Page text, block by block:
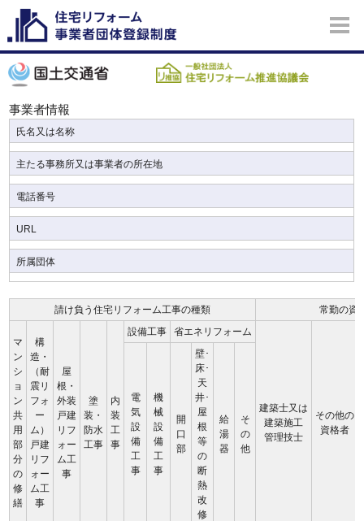
事業者情報
氏名又は名称
主たる事務所又は事業者の所在地
電話番号
URL
所属団体
請け負う住宅リフォーム工事の種類 常勤の資
マ
ン
シ
ョ
ン
共
用
部
分
の
修
繕
構
造・
（耐
震リ
フォ
ー
ム）
戸建
リフ
ォー
ム工
事
屋
根・
外装
戸建
リフ
ォー
ム工
事
塗
装・
防水
工事
内
装
工
事
設備工事 省エネリフォーム
建築士又は
建築施工
管理技士
その他の
資格者
電
気
設
備
工
事
機
械
設
備
工
事
開
口
部
壁･
床･
天
井･
屋
根
等
の
断
熱
改
修
給
湯
器
そ
の
他